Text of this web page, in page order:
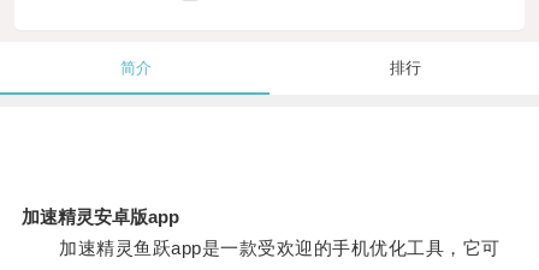
简介 排行
加速精灵安卓版app
加速精灵鱼跃app是一款受欢迎的手机优化工具，它可